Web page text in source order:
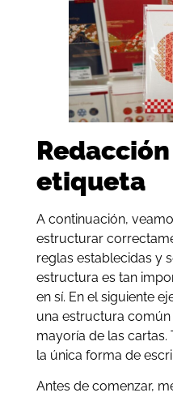
etiqueta
A continuación,
estructurar
reglas establecidas y
estructura es tan
en sí. En el siguiente
una estructura
mayoría de las cartas.
la única forma de
Antes de comenzar,